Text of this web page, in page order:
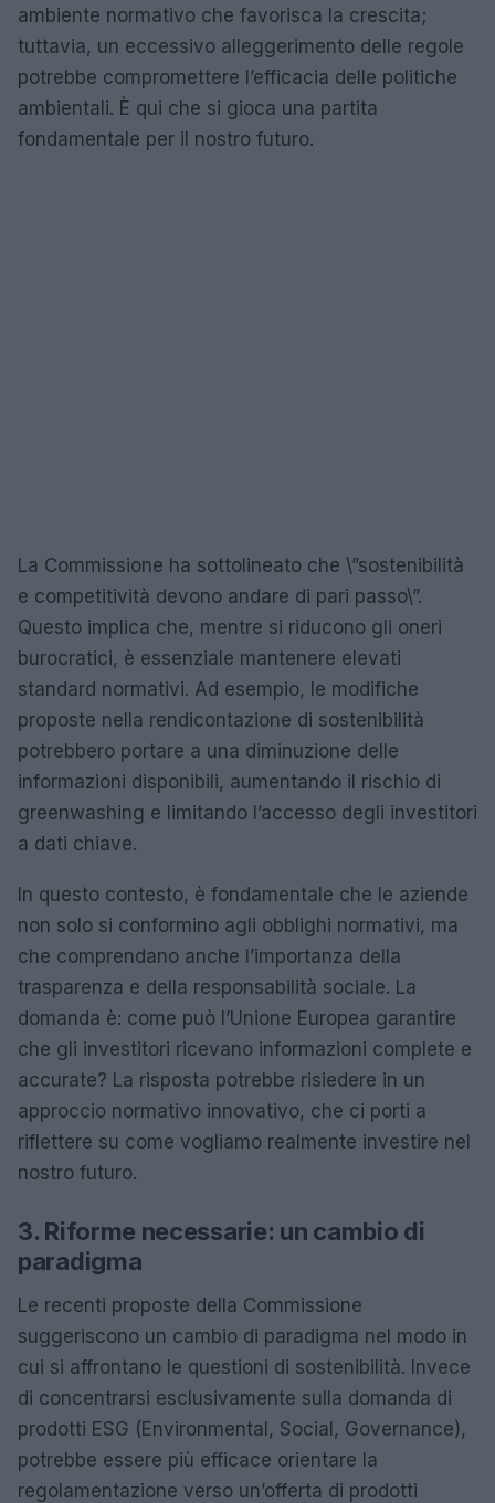
ambiente normativo che favorisca la crescita;
tuttavia, un eccessivo alleggerimento delle regole
potrebbe compromettere l’efficacia delle politiche
ambientali. È qui che si gioca una partita
fondamentale per il nostro futuro.
La Commissione ha sottolineato che \”sostenibilità
e competitività devono andare di pari passo\”.
Questo implica che, mentre si riducono gli oneri
burocratici, è essenziale mantenere elevati
standard normativi. Ad esempio, le modifiche
proposte nella rendicontazione di sostenibilità
potrebbero portare a una diminuzione delle
informazioni disponibili, aumentando il rischio di
greenwashing e limitando l’accesso degli investitori
a dati chiave.
In questo contesto, è fondamentale che le aziende
non solo si conformino agli obblighi normativi, ma
che comprendano anche l’importanza della
trasparenza e della responsabilità sociale. La
domanda è: come può l’Unione Europea garantire
che gli investitori ricevano informazioni complete e
accurate? La risposta potrebbe risiedere in un
approccio normativo innovativo, che ci porti a
riflettere su come vogliamo realmente investire nel
nostro futuro.
3. Riforme necessarie: un cambio di
paradigma
Le recenti proposte della Commissione
suggeriscono un cambio di paradigma nel modo in
cui si affrontano le questioni di sostenibilità. Invece
di concentrarsi esclusivamente sulla domanda di
prodotti ESG (Environmental, Social, Governance),
potrebbe essere più efficace orientare la
regolamentazione verso un’offerta di prodotti